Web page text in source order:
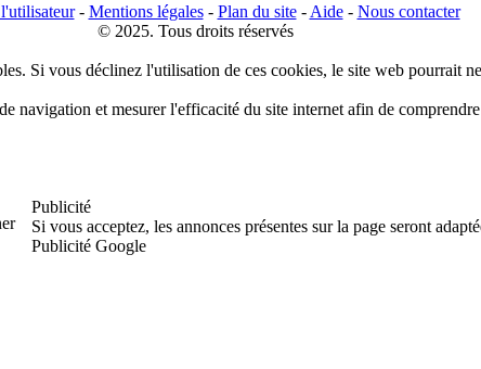
- Mentions légales- Plan du site- Aide- Nous contacter
© 2025. Tous droits réservés
Si vous déclinez l'utilisation de ces cookies, le site web pourrait
navigation et mesurer l'efficacité du site internet afin de
Publicité
Si vous acceptez, les annonces présentes sur la page seront
Publicité Google